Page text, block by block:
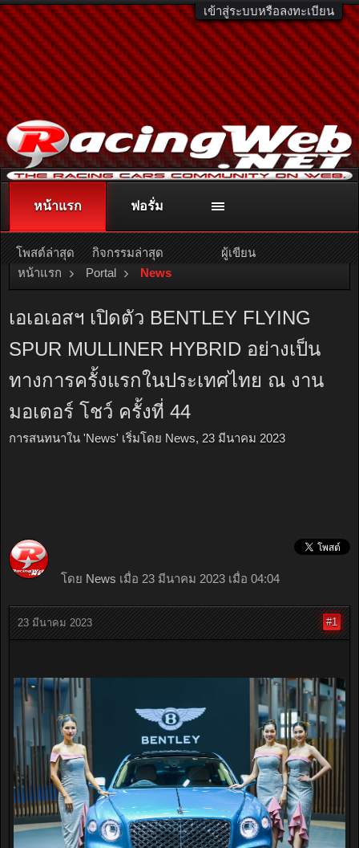
เข้าสู่ระบบหรือลงทะเบียน
ติดต่อลงโฆษณา racingweb@gmail.comหรือโทร. 081-811-1138
หรืออ่านรายละเอียดเพิ่มเติม คลิกที่นี่
หน้าแรก Portal News
เอเอเอสฯ เปิดตัว BENTLEY FLYING
SPUR MULLINER HYBRID อย่างเป็น
ทางการครั้งแรกในประเทศไทย ณ งาน
มอเตอร์ โชว์ ครั้งที่ 44
การสนทนาใน 'News' เริ่มโดย News, 23 มีนาคม 2023
โดย News เมื่อ 23 มีนาคม 2023 เมื่อ 04:04
23 มีนาคม 2023 #1
หน้าแรก
โพสต์ล่าสุด กิจกรรมล่าสุด ผู้เขียน
ฟอรั่ม